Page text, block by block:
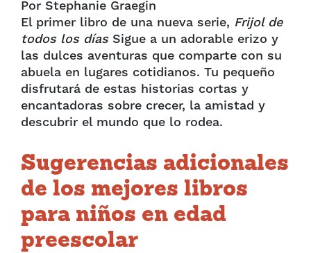
Por Stephanie Graegin
El primer libro de una nueva serie, Frijol de
todos los díasSigue a un adorable erizo y
las dulces aventuras que comparte con su
abuela en lugares cotidianos. Tu pequeño
disfrutará de estas historias cortas y
encantadoras sobre crecer, la amistad y
descubrir el mundo que lo rodea.
Sugerencias adicionales
de los mejores libros
para niños en edad
preescolar